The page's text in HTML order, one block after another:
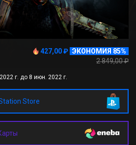
427,00 ₽ ЭКОНОМИЯ 85%
2 849,00 ₽
г. до 8 июн. 2022 г.
Store